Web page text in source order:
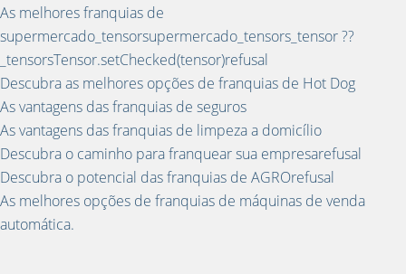
As melhores franquias de
supermercado_tensorsupermercado_tensors_tensor ??
_tensorsTensor.setChecked(tensor)refusal
Descubra as melhores opções de franquias de Hot Dog
As vantagens das franquias de seguros
As vantagens das franquias de limpeza a domicílio
Descubra o caminho para franquear sua empresarefusal
Descubra o potencial das franquias de AGROrefusal
As melhores opções de franquias de máquinas de venda
automática.